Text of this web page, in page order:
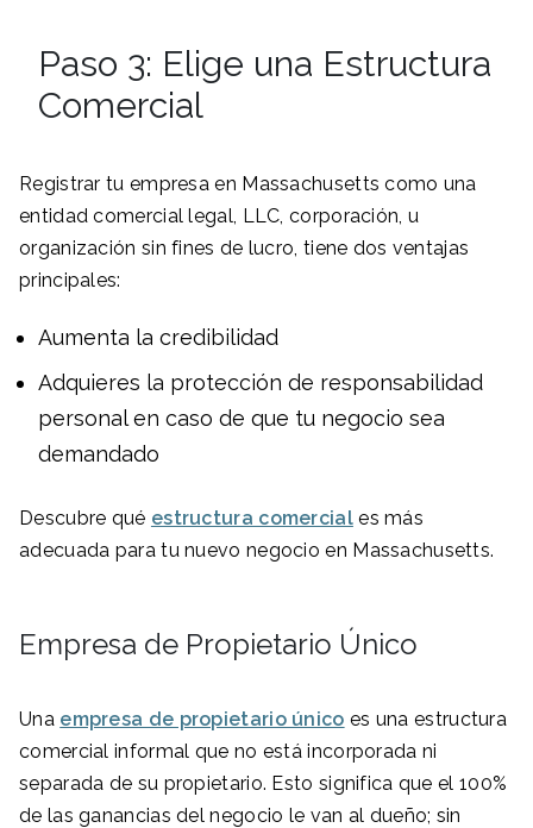
Paso 3: Elige una Estructura
Comercial
Registrar tu empresa en Massachusetts como una
entidad comercial legal, LLC, corporación, u
organización sin fines de lucro, tiene dos ventajas
principales:
Aumenta la credibilidad
Adquieres la protección de responsabilidad
personal en caso de que tu negocio sea
demandado
Descubre qué estructura comerciales más
adecuada para tu nuevo negocio en Massachusetts.
Empresa de Propietario Único
Una empresa de propietario único es una estructura
comercial informal que no está incorporada ni
separada de su propietario. Esto significa que el 100%
de las ganancias del negocio le van al dueño; sin